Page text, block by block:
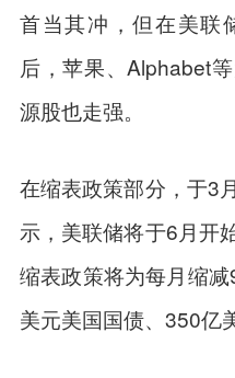
首当其冲，但在美联
后，苹果、Alphabet
源股也走强。
在缩表政策部分，于3
示，美联储将于6月开
缩表政策将为每月缩
美元美国国债、350亿